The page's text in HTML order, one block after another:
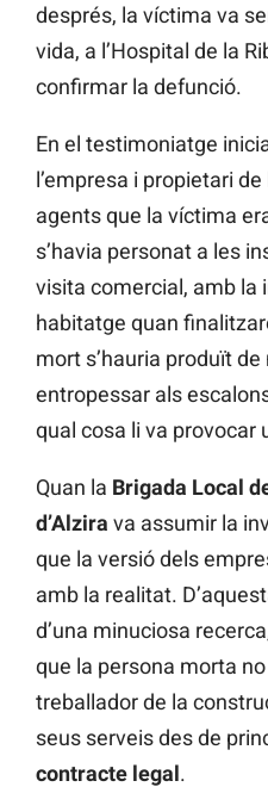
després, la víctima va
vida, a l’Hospital de la
confirmar la defunció.
En el testimoniatge
l’empresa i propietari
agents que la víctima
s’havia personat a les
visita comercial, amb la
habitatge quan
mort s’hauria produït
entropessar als
qual cosa li va provocar
Quan la Brigada Local
d’Alzira va assumir la
que la versió dels
amb la realitat.
d’una minuciosa
que la persona morta
treballador de la
seus serveis des de
contracte legal.